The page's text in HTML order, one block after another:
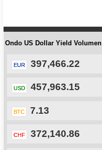
Ondo US Dollar Yield Volumen
EUR 397,466.22
USD 457,963.15
BTC 7.13
CHF 372,140.86